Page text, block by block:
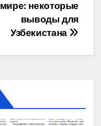
мире: некоторые
выводы для
Узбекистана